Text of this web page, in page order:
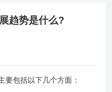
趋势是什么?
要包括以下几个方面：